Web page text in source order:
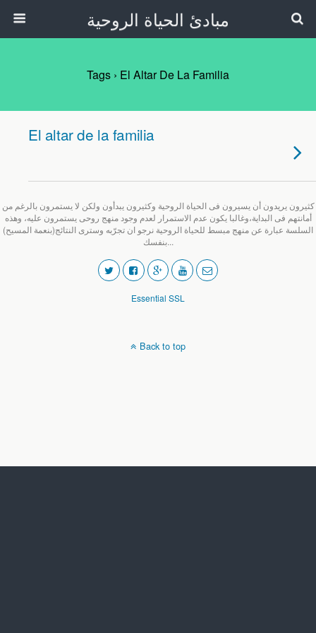
مبادئ الحياة الروحية
Tags › El Altar De La Familia
El altar de la familia
كثيرون يريدون أن يسيرون فى الحياة الروحية وكثيرون يبدأون ولكن لا يستمرون بالرغم من
أمانتهم فى البداية،وغالبا يكون عدم الاستمرار لعدم وجود منهج روحى يستمرون عليه، وهذه
السلسة عبارة عن منهج مبسط للحياة الروحية نرجو ان تجرّبه وسترى النتائج(بنعمة المسيح)
بنفسك...
Essential SSL
Back to top